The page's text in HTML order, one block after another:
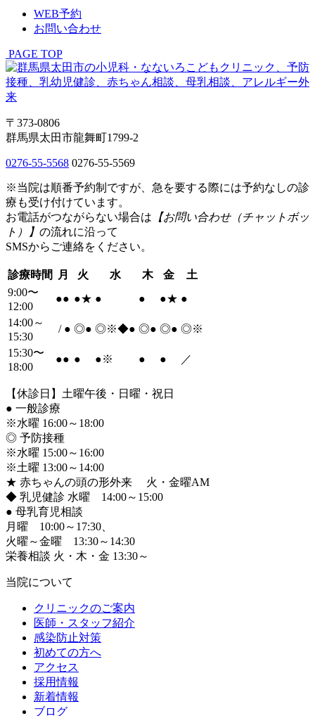
WEB予約
お問い合わせ
PAGE TOP
〒373-0806
群馬県太田市龍舞町1799-2
0276-55-5568 0276-55-5569
※当院は順番予約制ですが、急を要する際には予約なしの診
療も受け付けています。
お電話がつながらない場合は 【お問い合わせ（チャットボッ
ト）】 の流れに沿って
SMSからご連絡をください。
診療時間 月 火 水 木 金
土
9:00〜
12:00
●● ●★ ● ● ●★ ●
14:00～
15:30
/ ● ◎● ◎※◆● ◎● ◎● ◎※
15:30〜
18:00
●● ● ●※ ● ● ／
【休診日】土曜午後・日曜・祝日
● 一般診療
※水曜 16:00～18:00
◎ 予防接種
※水曜 15:00～16:00
※土曜 13:00～14:00
★ 赤ちゃんの頭の形外来 火・金曜AM
◆ 乳児健診 水曜 14:00～15:00
● 母乳育児相談
月曜 10:00～17:30、
火曜～金曜 13:30～14:30
栄養相談 火・木・金 13:30～
当院について
クリニックのご案内
医師・スタッフ紹介
感染防止対策
初めての方へ
アクセス
採用情報
新着情報
ブログ